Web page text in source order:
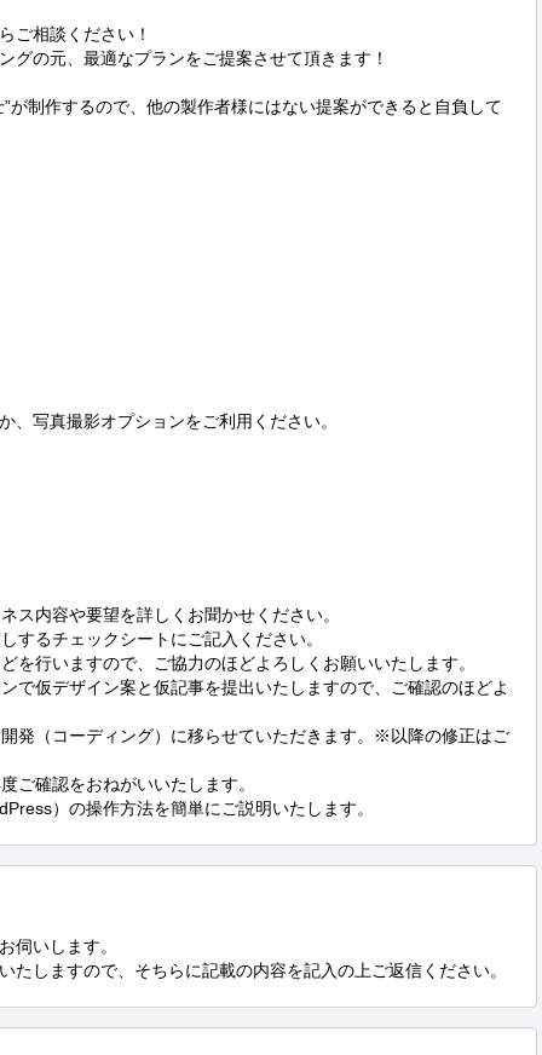
ご相談ください！
グの元、最適なプランをご提案させて頂きます！
が制作するので、他の製作者様にはない提案ができると自負して
、写真撮影オプションをご利用ください。
ス内容や要望を詳しくお聞かせください。
するチェックシートにご記入ください。
を行いますので、ご協力のほどよろしくお願いいたします。
で仮デザイン案と仮記事を提出いたしますので、ご確認のほどよ
発（コーディング）に移らせていただきます。※以降の修正はご
ご確認をおねがいいたします。
）の操作方法を簡単にご説明いたします。
伺いします。
たしますので、そちらに記載の内容を記入の上ご返信ください。